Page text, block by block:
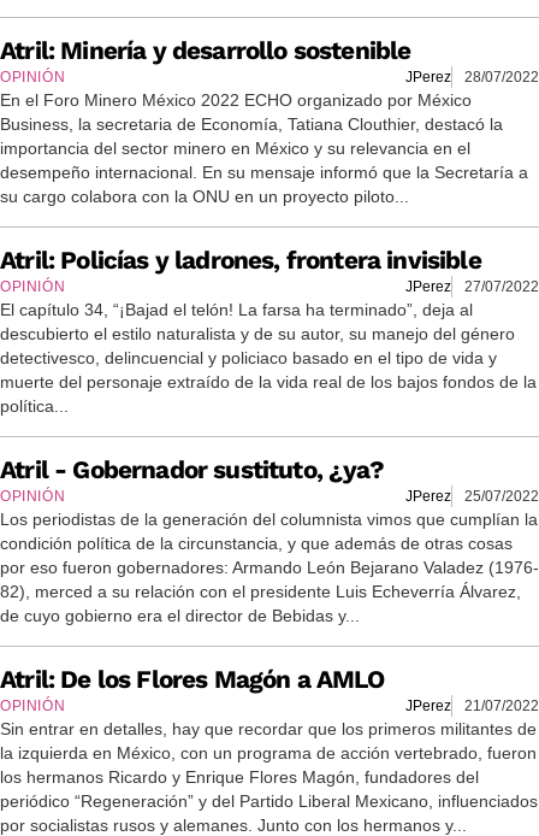
Atril: Minería y desarrollo sostenible
OPINIÓN JPerez 28/07/2022
En el Foro Minero México 2022 ECHO organizado por México
Business, la secretaria de Economía, Tatiana Clouthier, destacó la
importancia del sector minero en México y su relevancia en el
desempeño internacional. En su mensaje informó que la Secretaría a
su cargo colabora con la ONU en un proyecto piloto...
Atril: Policías y ladrones, frontera invisible
OPINIÓN JPerez 27/07/2022
El capítulo 34, “¡Bajad el telón! La farsa ha terminado”, deja al
descubierto el estilo naturalista y de su autor, su manejo del género
detectivesco, delincuencial y policiaco basado en el tipo de vida y
muerte del personaje extraído de la vida real de los bajos fondos de la
política...
Atril - Gobernador sustituto, ¿ya?
OPINIÓN JPerez 25/07/2022
Los periodistas de la generación del columnista vimos que cumplían la
condición política de la circunstancia, y que además de otras cosas
por eso fueron gobernadores: Armando León Bejarano Valadez (1976-
82), merced a su relación con el presidente Luis Echeverría Álvarez,
de cuyo gobierno era el director de Bebidas y...
Atril: De los Flores Magón a AMLO
OPINIÓN JPerez 21/07/2022
Sin entrar en detalles, hay que recordar que los primeros militantes de
la izquierda en México, con un programa de acción vertebrado, fueron
los hermanos Ricardo y Enrique Flores Magón, fundadores del
periódico “Regeneración” y del Partido Liberal Mexicano, influenciados
por socialistas rusos y alemanes. Junto con los hermanos y...